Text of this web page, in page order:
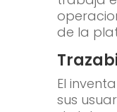
de la
El
sus